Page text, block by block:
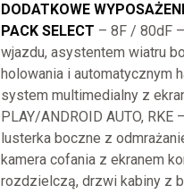
DODATKOWE
PACK SELECT – 8F / 80dF
wjazdu, asystentem wiatru
holowania i automatycznym
system multimedialny z
PLAY/ANDROID AUTO,
lusterka boczne z
kamera cofania z ekranem
rozdzielczą, drzwi kabiny z